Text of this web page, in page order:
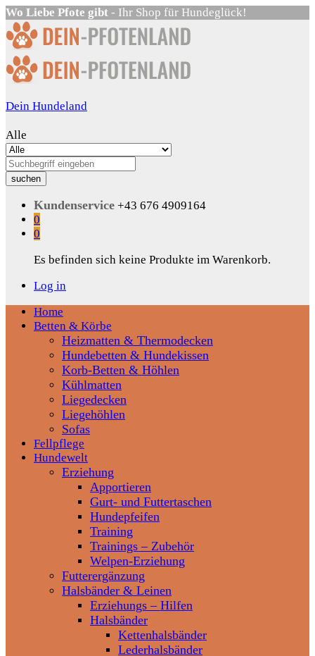
Wo Liebe Pfote gibt - Ihr Shop für Hundeglück!
Dein Hundeland
Alle
suchen
Kundenservice +43 676 4909164
0
0
Es befinden sich keine Produkte im Warenkorb.
Log in
Home
Betten & Körbe
Heizmatten & Thermodecken
Hundebetten & Hundekissen
Korb-Betten & Höhlen
Kühlmatten
Liegedecken
Liegehöhlen
Sofas
Fellpflege
Hundewelt
Erziehung
Apportieren
Gurt- und Futtertaschen
Hundepfeifen
Training
Trainings – Zubehör
Welpen-Erziehung
Futterergänzung
Halsbänder & Leinen
Erziehungs – Hilfen
Halsbänder
Kettenhalsbänder
Lederhalsbänder